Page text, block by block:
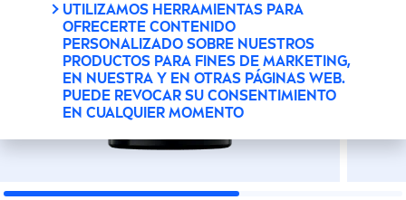
UTILIZAMOS HERRAMIENTAS PARA
OFRECERTE CONTENIDO
PERSONALIZADO SOBRE NUESTROS
PRODUCTOS PARA FINES DE MARKETING,
EN NUESTRA Y EN OTRAS PÁGINAS WEB.
PUEDE REVOCAR SU CONSENTIMIENTO
EN CUALQUIER MOMENTO